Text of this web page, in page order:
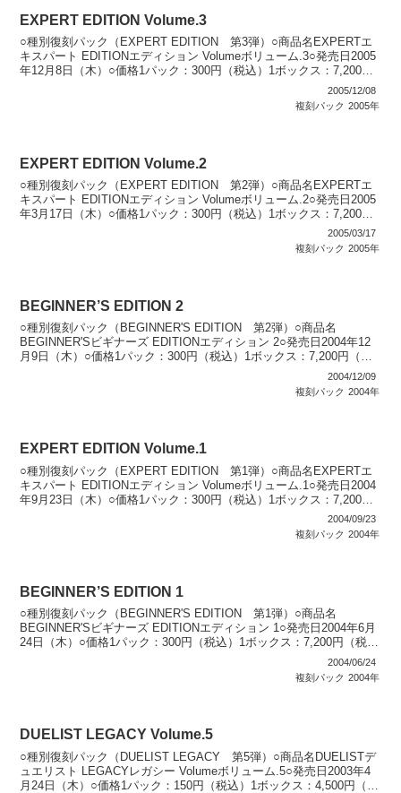
EXPERT EDITION Volume.3
○種別復刻パック（EXPERT EDITION 第3弾）○商品名EXPERTエ
キスパート EDITIONエディション Volumeボリューム.3○発売日2005
年12月8日（木）○価格1パック：300円（税込）1ボックス：7,200円
2005/12/08
複刻パック 2005年
EXPERT EDITION Volume.2
○種別復刻パック（EXPERT EDITION 第2弾）○商品名EXPERTエ
キスパート EDITIONエディション Volumeボリューム.2○発売日2005
年3月17日（木）○価格1パック：300円（税込）1ボックス：7,200円
2005/03/17
複刻パック 2005年
BEGINNER’S EDITION 2
○種別復刻パック（BEGINNER'S EDITION 第2弾）○商品名
BEGINNER'Sビギナーズ EDITIONエディション 2○発売日2004年12
月9日（木）○価格1パック：300円（税込）1ボックス：7,200円（税
2004/12/09
複刻パック 2004年
EXPERT EDITION Volume.1
○種別復刻パック（EXPERT EDITION 第1弾）○商品名EXPERTエ
キスパート EDITIONエディション Volumeボリューム.1○発売日2004
年9月23日（木）○価格1パック：300円（税込）1ボックス：7,200円
2004/09/23
複刻パック 2004年
BEGINNER’S EDITION 1
○種別復刻パック（BEGINNER'S EDITION 第1弾）○商品名
BEGINNER'Sビギナーズ EDITIONエディション 1○発売日2004年6月
24日（木）○価格1パック：300円（税込）1ボックス：7,200円（税
2004/06/24
複刻パック 2004年
DUELIST LEGACY Volume.5
○種別復刻パック（DUELIST LEGACY 第5弾）○商品名DUELISTデ
ュエリスト LEGACYレガシー Volumeボリューム.5○発売日2003年4
月24日（木）○価格1パック：150円（税込）1ボックス：4,500円（税